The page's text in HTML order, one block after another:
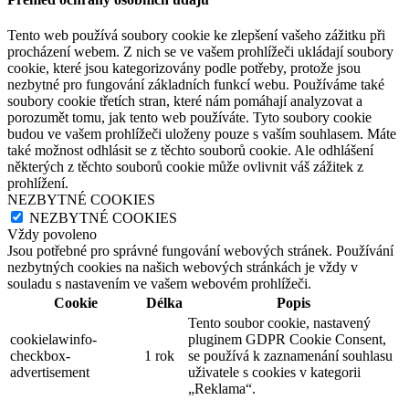
Tento web používá soubory cookie ke zlepšení vašeho zážitku při
procházení webem. Z nich se ve vašem prohlížeči ukládají soubory
cookie, které jsou kategorizovány podle potřeby, protože jsou
nezbytné pro fungování základních funkcí webu. Používáme také
soubory cookie třetích stran, které nám pomáhají analyzovat a
porozumět tomu, jak tento web používáte. Tyto soubory cookie
budou ve vašem prohlížeči uloženy pouze s vaším souhlasem. Máte
také možnost odhlásit se z těchto souborů cookie. Ale odhlášení
některých z těchto souborů cookie může ovlivnit váš zážitek z
prohlížení.
NEZBYTNÉ COOKIES
NEZBYTNÉ COOKIES
Vždy povoleno
Jsou potřebné pro správné fungování webových stránek. Používání
nezbytných cookies na našich webových stránkách je vždy v
souladu s nastavením ve vašem webovém prohlížeči.
Cookie
Délka Popis
cookielawinfo-
checkbox-
advertisement
1 rok
Tento soubor cookie, nastavený
pluginem GDPR Cookie Consent,
se používá k zaznamenání souhlasu
uživatele s cookies v kategorii
„Reklama“.